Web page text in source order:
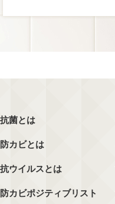
抗菌とは
防カビとは
抗ウイルスとは
防カビポジティブリスト